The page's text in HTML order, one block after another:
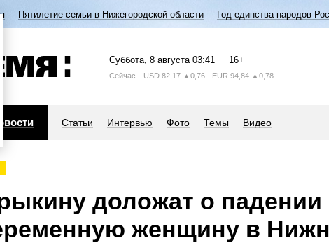
Пятилетие семьи в Нижегородской области Год единства народов
Суббота, 8 августа 03:41 16+
Сейчас USD 82,17 ▲0,76 EUR 94,84 ▲0,78
Статьи Интервью Фото Темы Видео
доложат о падении
женщину в